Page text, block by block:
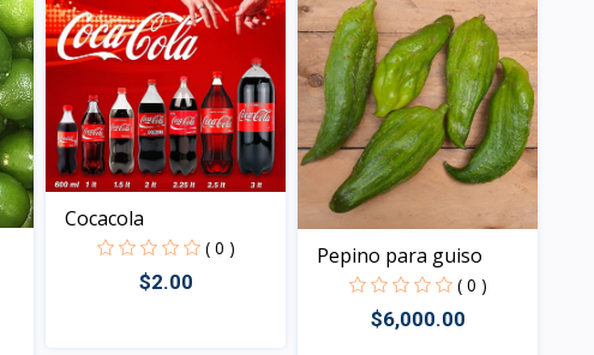
Cocacola
( 0 )
$2.00
Pepino para guiso
( 0 )
$6,000.00